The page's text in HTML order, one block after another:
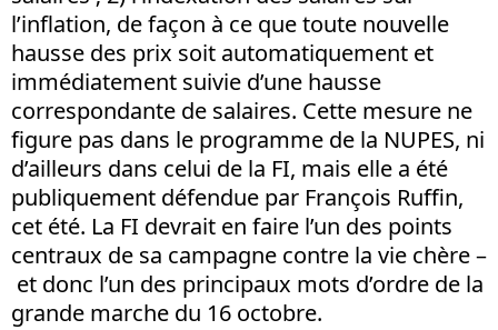
l’inflation, de façon à ce que toute nouvelle
hausse des prix soit automatiquement et
immédiatement suivie d’une hausse
correspondante de salaires. Cette mesure ne
figure pas dans le programme de la NUPES, ni
d’ailleurs dans celui de la FI, mais elle a été
publiquement défendue par François Ruffin,
cet été. La FI devrait en faire l’un des points
centraux de sa campagne contre la vie chère –
et donc l’un des principaux mots d’ordre de la
grande marche du 16 octobre.